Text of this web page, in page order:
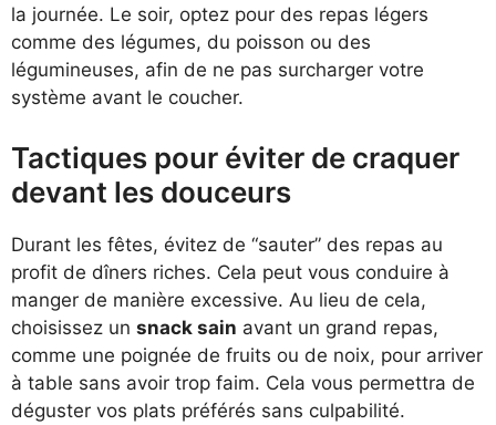
la journée. Le soir, optez pour des repas légers
comme des légumes, du poisson ou des
légumineuses, afin de ne pas surcharger votre
système avant le coucher.
Tactiques pour éviter de craquer
devant les douceurs
Durant les fêtes, évitez de “sauter” des repas au
profit de dîners riches. Cela peut vous conduire à
manger de manière excessive. Au lieu de cela,
choisissez un snack sain avant un grand repas,
comme une poignée de fruits ou de noix, pour arriver
à table sans avoir trop faim. Cela vous permettra de
déguster vos plats préférés sans culpabilité.